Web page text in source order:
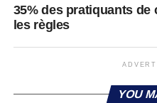
35% des pratiquants
les règles
YOU